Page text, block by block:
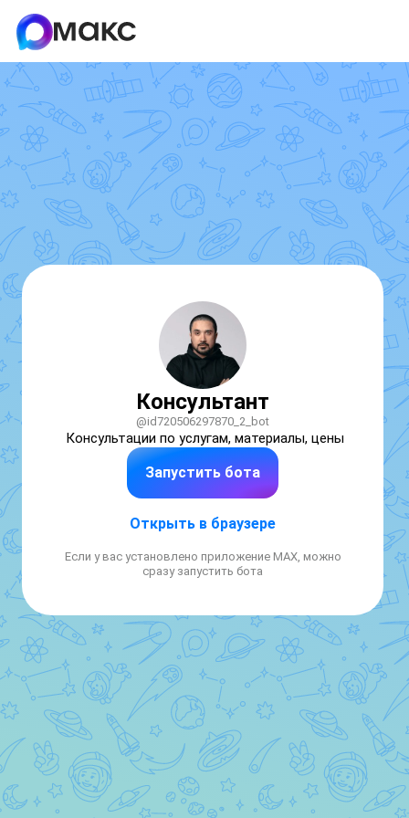
Консультант
@id720506297870_2_bot
Консультации по услугам, материалы, цены
Запустить бота
Открыть в браузере
Если у вас установлено приложение MAX, можно
сразу запустить бота